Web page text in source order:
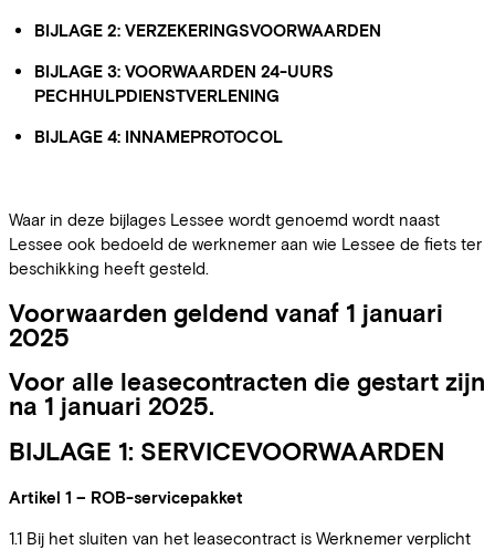
BIJLAGE 2: VERZEKERINGSVOORWAARDEN
BIJLAGE 3: VOORWAARDEN 24-UURS
PECHHULPDIENSTVERLENING
BIJLAGE 4: INNAMEPROTOCOL
Waar in deze bijlages Lessee wordt genoemd wordt naast
Lessee ook bedoeld de werknemer aan wie Lessee de fiets ter
beschikking heeft gesteld.
Voorwaarden geldend vanaf 1 januari
2025
Voor alle leasecontracten die gestart zijn
na 1 januari 2025.
BIJLAGE 1: SERVICEVOORWAARDEN
Artikel 1 – ROB-servicepakket
1.1 Bij het sluiten van het leasecontract is Werknemer verplicht